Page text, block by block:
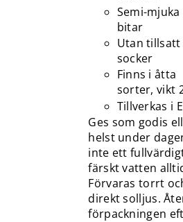
Semi-mjuka
bitar
Utan tillsatt
socker
Finns i åtta
sorter, vikt
Tillverkas i
Ges som godis
helst under
inte ett
färskt vatten
Förvaras torrt
direkt solljus.
förpackningen